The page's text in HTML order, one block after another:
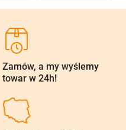
Zamów, a my wyślemy
towar w 24h!